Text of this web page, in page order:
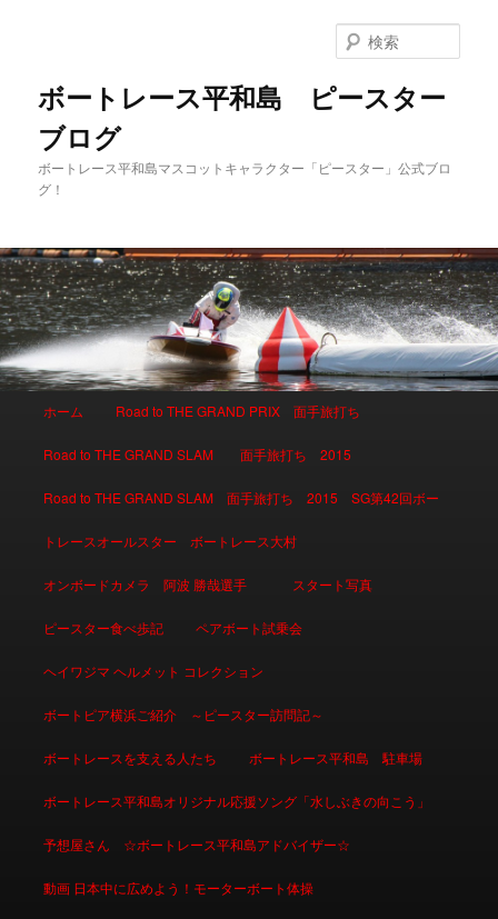
ボートレース平和島 ピースター
ブログ
ボートレース平和島マスコットキャラクター「ピースター」公式ブロ
グ！
索
メインコンテンツへ移動
サブコンテンツへ移動
ホーム Road to THE GRAND PRIX 面手旅打ち
Road to THE GRAND SLAM 面手旅打ち 2015
Road to THE GRAND SLAM 面手旅打ち 2015 SG第42回ボー
トレースオールスター ボートレース大村
オンボードカメラ 阿波 勝哉選手 スタート写真
ピースター食べ歩記 ペアボート試乗会
ヘイワジマ ヘルメット コレクション
ボートピア横浜ご紹介 ～ピースター訪問記～
ボートレースを支える人たち ボートレース平和島 駐車場
ボートレース平和島オリジナル応援ソング「水しぶきの向こう」
予想屋さん ☆ボートレース平和島アドバイザー☆
動画 日本中に広めよう！モーターボート体操